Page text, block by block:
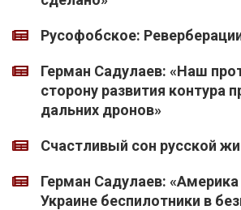
Русофобское:
Герман Садулаев: «Наш
сторону развития контура
дальних дронов»
Счастливый сон русской
Герман Садулаев:
Украине беспилотники в